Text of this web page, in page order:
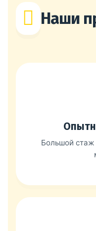
Наши
Большой